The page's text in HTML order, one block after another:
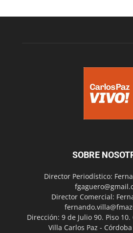
SOBRE
Director Periodístico:
Director Comercial:
Dirección: 9 de Julio 90. Piso 10.
Villa Carlos Paz -